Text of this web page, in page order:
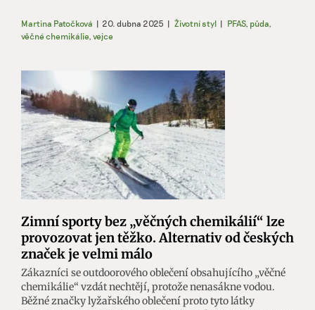
Martina Patočková | 20. dubna 2025 | Životní styl | PFAS, půda,
věčné chemikálie, vejce
Zimní sporty bez „věčných chemikálií“ lze
provozovat jen těžko. Alternativ od českých
značek je velmi málo
Zákazníci se outdoorového oblečení obsahujícího „věčné
chemikálie“ vzdát nechtějí, protože nenasákne vodou.
Běžné značky lyžařského oblečení proto tyto látky